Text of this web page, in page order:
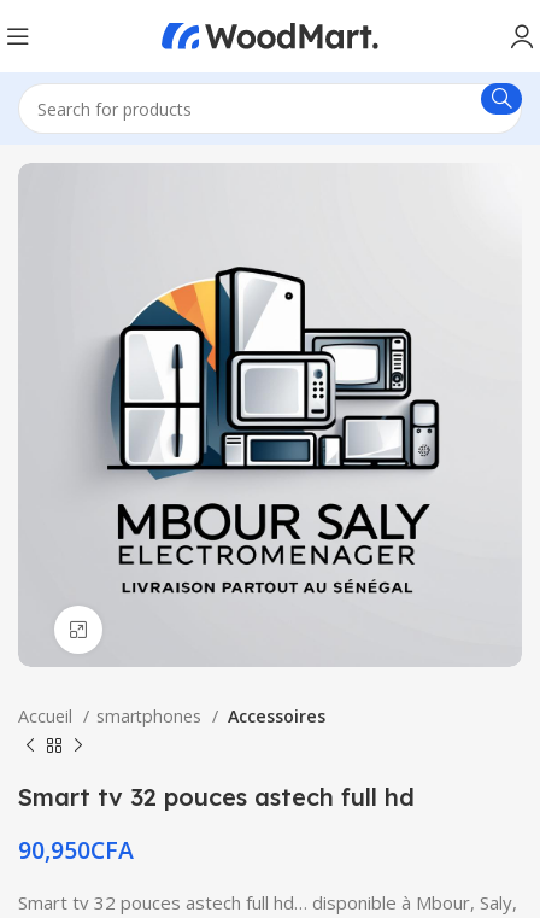
Accueil smartphones Accessoires
Smart tv 32 pouces astech full hd
90,950CFA
Smart tv 32 pouces astech full hd… disponible à Mbour, Saly,